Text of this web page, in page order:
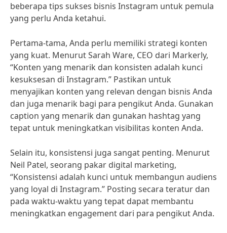
beberapa tips sukses bisnis Instagram untuk pemula
yang perlu Anda ketahui.
Pertama-tama, Anda perlu memiliki strategi konten
yang kuat. Menurut Sarah Ware, CEO dari Markerly,
“Konten yang menarik dan konsisten adalah kunci
kesuksesan di Instagram.” Pastikan untuk
menyajikan konten yang relevan dengan bisnis Anda
dan juga menarik bagi para pengikut Anda. Gunakan
caption yang menarik dan gunakan hashtag yang
tepat untuk meningkatkan visibilitas konten Anda.
Selain itu, konsistensi juga sangat penting. Menurut
Neil Patel, seorang pakar digital marketing,
“Konsistensi adalah kunci untuk membangun audiens
yang loyal di Instagram.” Posting secara teratur dan
pada waktu-waktu yang tepat dapat membantu
meningkatkan engagement dari para pengikut Anda.